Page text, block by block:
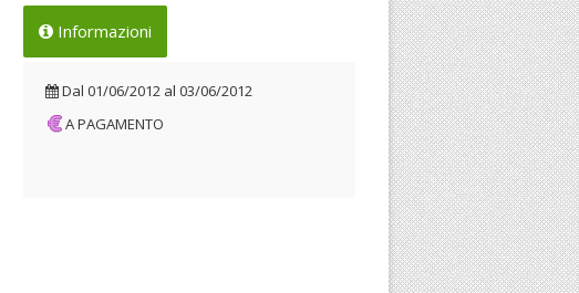
Locandina evento
Dal 01/06/2012 al 03/06/2012
Informazioni
Dal 01/06/2012 al 03/06/2012
A PAGAMENTO